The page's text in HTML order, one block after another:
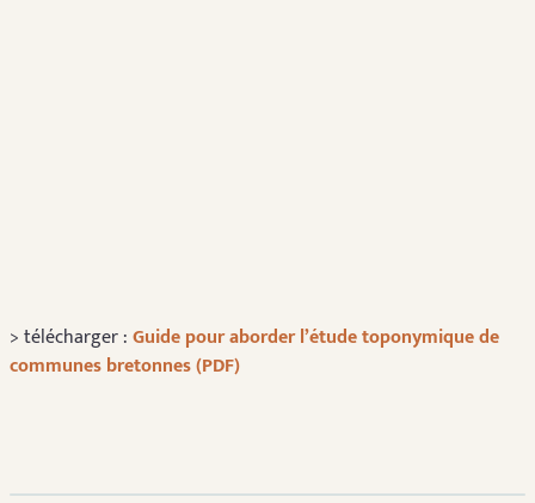
> télécharger :Guide pour aborder l’étude toponymique de
communes bretonnes (PDF)